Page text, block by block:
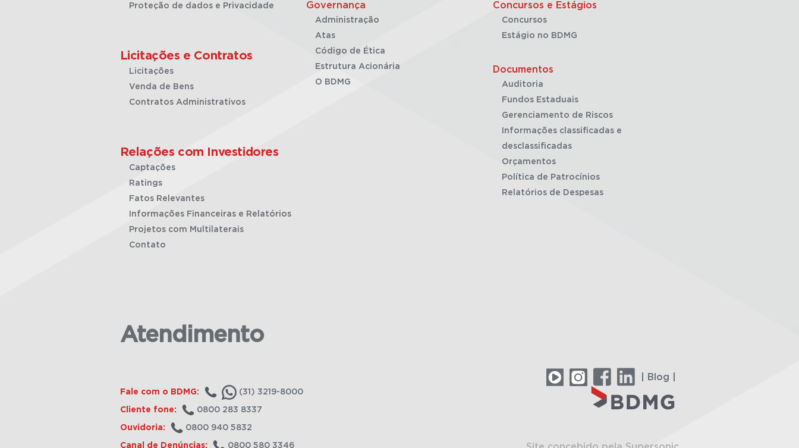
Proteção de dados e Privacidade
Licitações e Contratos
Licitações
Venda de Bens
Contratos Administrativos
Relações com Investidores
Captações
Ratings
Fatos Relevantes
Informações Financeiras e Relatórios
Projetos com Multilaterais
Contato
Governança
Administração
Atas
Código de Ética
Estrutura Acionária
O BDMG
Concursos e Estágios
Concursos
Estágio no BDMG
Documentos
Auditoria
Fundos Estaduais
Gerenciamento de Riscos
Informações classificadas e
desclassificadas
Orçamentos
Política de Patrocínios
Relatórios de Despesas
Atendimento
Fale com o BDMG: (31) 3219-8000
Cliente fone: 0800 283 8337
Ouvidoria: 0800 940 5832
Canal de Denúncias: 0800 580 3346
| Blog |